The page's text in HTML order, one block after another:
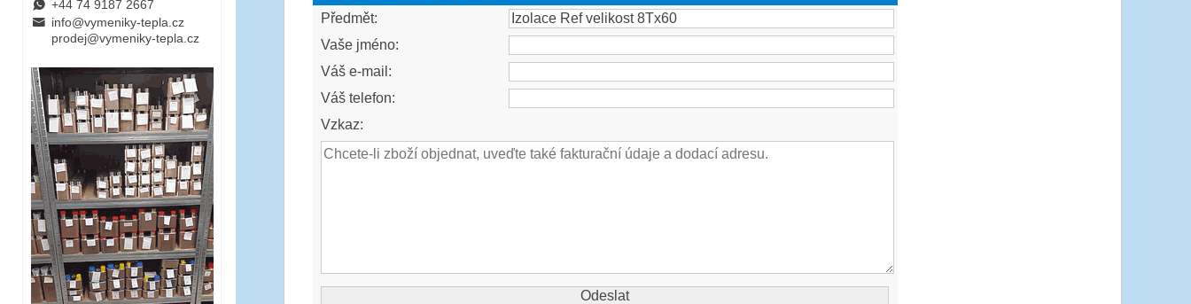
E +44 74 9187 2667
B info@vymeniky-tepla.cz
prodej@vymeniky-tepla.cz
Předmět:
Vaše jméno:
Váš e-mail:
Váš telefon:
Vzkaz: